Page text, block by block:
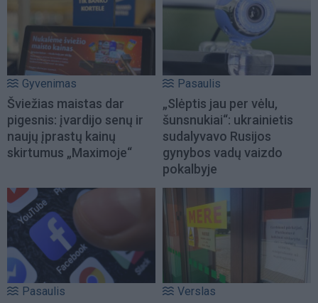
Gyvenimas
Šviežias maistas dar
pigesnis: įvardijo senų ir
naujų įprastų kainų
skirtumus „Maximoje“
Pasaulis
„Slėptis jau per vėlu,
šunsnukiai“: ukrainietis
sudalyvavo Rusijos
gynybos vadų vaizdo
pokalbyje
Pasaulis Verslas